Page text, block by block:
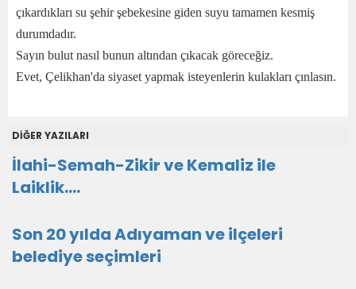
çıkardıkları su şehir şebekesine giden suyu tamamen kesmiş
durumdadır.
Sayın bulut nasıl bunun altından çıkacak göreceğiz.
Evet, Çelikhan'da siyaset yapmak isteyenlerin kulakları çınlasın.
DİĞER YAZILARI
İlahi-Semah-Zikir ve Kemaliz ile
Laiklik….
Son 20 yılda Adıyaman ve ilçeleri
belediye seçimleri